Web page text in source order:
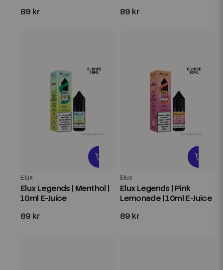
89 kr
89 kr
Elux
Elux Legends | Menthol |
10ml E-Juice
89 kr
Elux
Elux Legends | Pink
Lemonade | 10ml E-Juice
89 kr